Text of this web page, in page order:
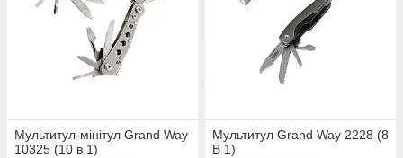
Мультитул-мінітул Grand Way
10325 (10 в 1)
Мультитул Grand Way 2228 (8
В 1)